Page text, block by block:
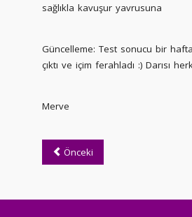
sağlıkla kavuşur yavrusuna
Güncelleme: Test sonucu bir
çıktı ve içim ferahladı :) Darısı
Merve
Önceki